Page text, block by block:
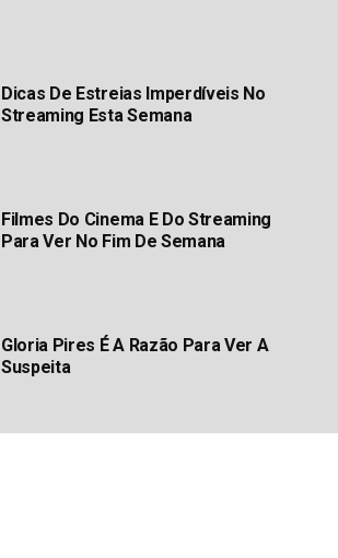
Dicas De Estreias Imperdíveis No
Streaming Esta Semana
Filmes Do Cinema E Do Streaming
Para Ver No Fim De Semana
Gloria Pires É A Razão Para Ver A
Suspeita